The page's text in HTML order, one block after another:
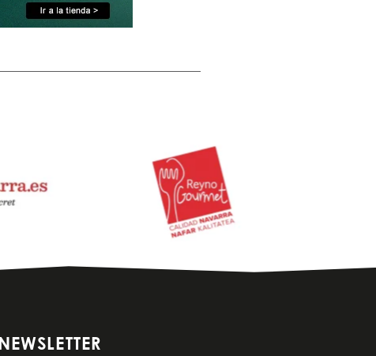
NEWSLETTER